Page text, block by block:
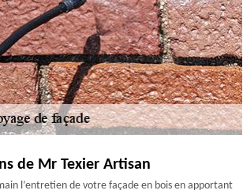
de Mr Texier Artisan
l’entretien de votre façade en bois en apportant